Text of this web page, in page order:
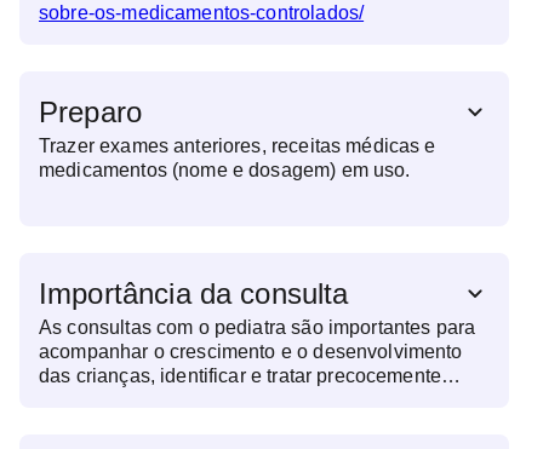
sobre-os-medicamentos-controlados/
Preparo
Trazer exames anteriores, receitas médicas e
medicamentos (nome e dosagem) em uso.
Importância da consulta
As consultas com o pediatra são importantes para
acompanhar o crescimento e o desenvolvimento
das crianças, identificar e tratar precocemente